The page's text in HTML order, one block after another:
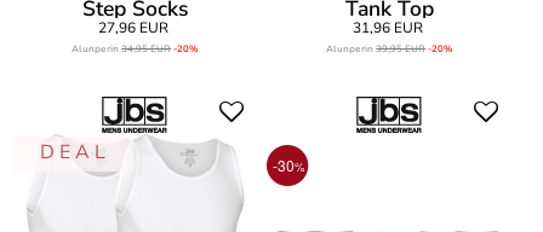
Step Socks
27,96 EUR
Alunperin34,95 EUR-20%
Tank Top
31,96 EUR
Alunperin39,95 EUR-20%
D E A L -30%